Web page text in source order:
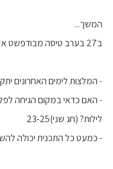
המשך...
ב27 בערב טיסה מבודפשט אז ננצל את היום להשלמות בעיר..
- המלצות לימים האחרונים
- האם כדאי במקום הגיחה
לילות? (חג שני)23-25
- כמעט כל התכנית יכולה